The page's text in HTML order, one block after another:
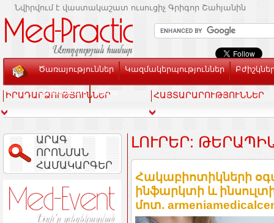
Նվիրվում է վաստակաշատ ուսուցիչ Գրիգոր Շահյանին
Ծառայություններ Կազմակերպություններ
Տեսասրահ Կապ
ԻՐԱԴԱՐՁՈՒԹՅՈՒՆՆԵՐ ՀԱՅՏԱՐԱՐՈՒԹՅՈՒՆՆԵՐ
ԱՐԱԳ
ՈՐՈՆՄԱՆ
ՀԱՄԱԿԱՐԳԵՐ
ԼՈՒՐԵՐ:
Հակաբիոտիկների
ինֆարկտի և
մոտ.